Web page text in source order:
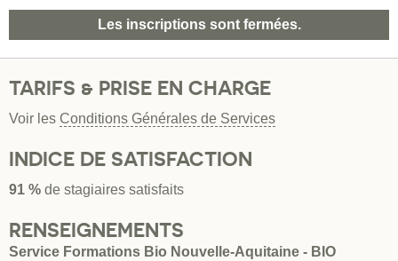
Les inscriptions sont fermées.
TARIFS & PRISE EN CHARGE
Voir les Conditions Générales de Services
INDICE DE SATISFACTION
91 % de stagiaires satisfaits
RENSEIGNEMENTS
Service Formations Bio Nouvelle-Aquitaine - BIO